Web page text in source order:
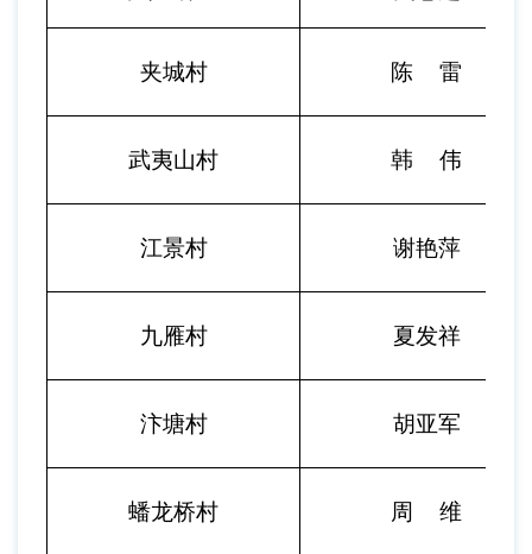
夹城村 陈 雷
武夷山村 韩 伟
江景村 谢艳萍
九雁村 夏发祥
汴塘村 胡亚军
蟠龙桥村 周 维